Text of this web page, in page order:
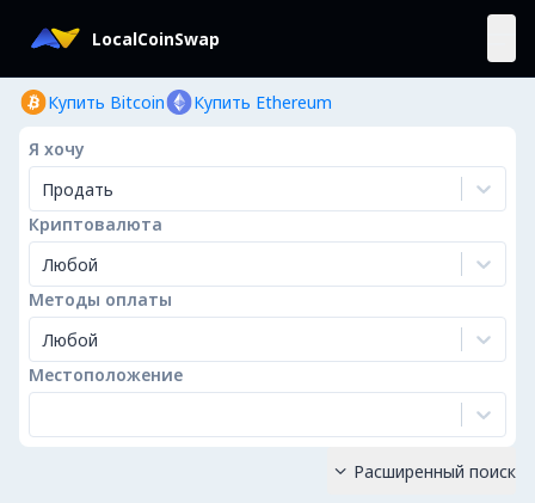
LocalCoinSwap
Купить Bitcoin Купить Ethereum
Я хочу
Продать
Криптовалюта
Любой
Методы оплаты
Любой
Местоположение
 Расширенный поиск